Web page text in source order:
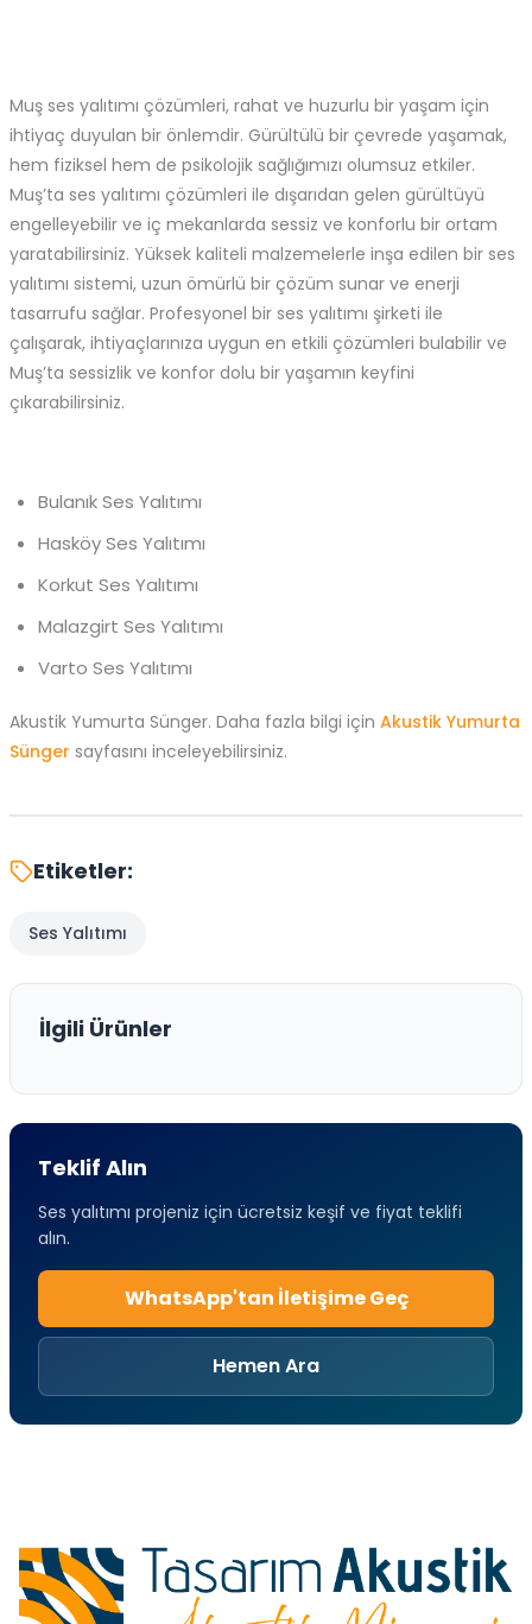
Muş ses yalıtımı çözümleri, rahat ve huzurlu bir yaşam için
ihtiyaç duyulan bir önlemdir. Gürültülü bir çevrede yaşamak,
hem fiziksel hem de psikolojik sağlığımızı olumsuz etkiler.
Muş’ta ses yalıtımı çözümleri ile dışarıdan gelen gürültüyü
engelleyebilir ve iç mekanlarda sessiz ve konforlu bir ortam
yaratabilirsiniz. Yüksek kaliteli malzemelerle inşa edilen bir ses
yalıtımı sistemi, uzun ömürlü bir çözüm sunar ve enerji
tasarrufu sağlar. Profesyonel bir ses yalıtımı şirketi ile
çalışarak, ihtiyaçlarınıza uygun en etkili çözümleri bulabilir ve
Muş’ta sessizlik ve konfor dolu bir yaşamın keyfini
çıkarabilirsiniz.
Bulanık Ses Yalıtımı
Hasköy Ses Yalıtımı
Korkut Ses Yalıtımı
Malazgirt Ses Yalıtımı
Varto Ses Yalıtımı
Akustik Yumurta Sünger. Daha fazla bilgi için Akustik Yumurta
Sünger sayfasını inceleyebilirsiniz.
Etiketler:
Ses Yalıtımı
İlgili Ürünler
Teklif Alın
Ses yalıtımı projeniz için ücretsiz keşif ve fiyat teklifi
alın.
WhatsApp'tan İletişime Geç
Hemen Ara